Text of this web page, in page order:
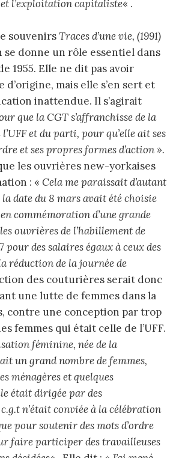
l’exploitation capitaliste« .
souvenirsTraces d’une vie, (1991)
se donne un rôle essentiel dans
1955. Elle ne dit pas avoir
mais elle s’en sert et
inattendue. Il s’agirait
que la CGT s’affranchisse de la
et du parti, pour qu’elle ait ses
et ses propres formes d’action ».
les ouvrières new-yorkaises
: « Cela me paraissait d’autant
date du 8 mars avait été choisie
commémoration d’une grande
ouvrières de l’habillement de
pour des salaires égaux à ceux des
réduction de la journée de
des couturières serait donc
une lutte de femmes dans la
contre une conception par trop
femmes qui était celle de l’UFF.
féminine, née de la
un grand nombre de femmes,
ménagères et quelques
était dirigée par des
n’était conviée à la célébration
pour soutenir des mots d’ordre
faire participer des travailleuses